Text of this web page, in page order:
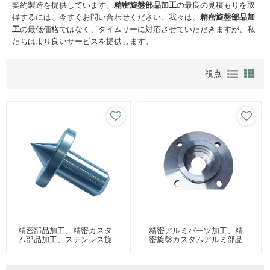
契約製造を提供しています。 精密旋盤部品加工の最良の見積もりを取
得するには、今すぐお問い合わせください、我々は、 精密旋盤部品加
工の最低価格ではなく、タイムリーに対応させていただきますが、私
たちはより良いサービスを提供します。
視点
精密部品加工、精密カスタ
ム部品加工、ステンレス旋
精密アルミパーツ加工、精
密旋盤カスタムアルミ部品